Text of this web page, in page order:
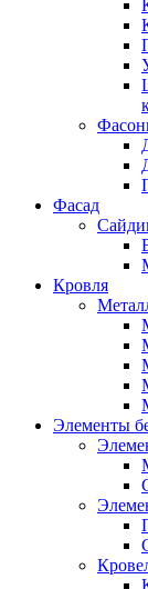
Фасад
Кровля
Элементы